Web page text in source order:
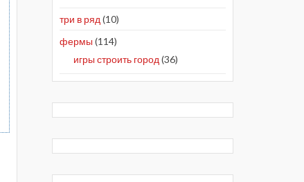
три в ряд (10)
фермы (114)
игры строить город (36)